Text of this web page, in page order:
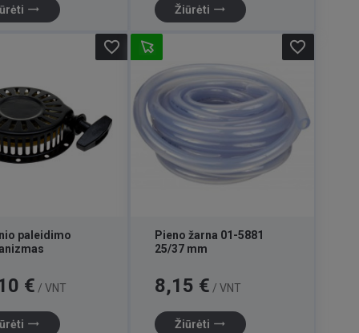
trending_flat Žiūrėti trending_flat
paleidimo
€ / VNT
trending_flat
favorite_border
Pieno žarna 01-5881
25/37 mm
Kaina
8,15 € / VNT
Žiūrėti trending_flat
favorite_border